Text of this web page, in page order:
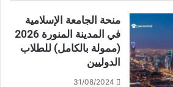
منحة الجامعة الإسلامية
في المدينة المنورة 2026
(ممولة بالكامل) للطلاب
الدوليين
31/08/2024